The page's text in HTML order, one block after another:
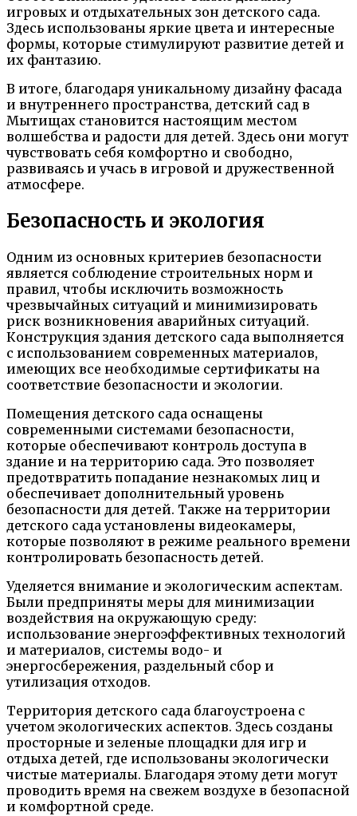
игровых и отдыхательных зон детского сада.
Здесь использованы яркие цвета и интересные
формы, которые стимулируют развитие детей и
их фантазию.
В итоге, благодаря уникальному дизайну фасада
и внутреннего пространства, детский сад в
Мытищах становится настоящим местом
волшебства и радости для детей. Здесь они могут
чувствовать себя комфортно и свободно,
развиваясь и учась в игровой и дружественной
атмосфере.
Безопасность и экология
Одним из основных критериев безопасности
является соблюдение строительных норм и
правил, чтобы исключить возможность
чрезвычайных ситуаций и минимизировать
риск возникновения аварийных ситуаций.
Конструкция здания детского сада выполняется
с использованием современных материалов,
имеющих все необходимые сертификаты на
соответствие безопасности и экологии.
Помещения детского сада оснащены
современными системами безопасности,
которые обеспечивают контроль доступа в
здание и на территорию сада. Это позволяет
предотвратить попадание незнакомых лиц и
обеспечивает дополнительный уровень
безопасности для детей. Также на территории
детского сада установлены видеокамеры,
которые позволяют в режиме реального времени
контролировать безопасность детей.
Уделяется внимание и экологическим аспектам.
Были предприняты меры для минимизации
воздействия на окружающую среду:
использование энергоэффективных технологий
и материалов, системы водо- и
энергосбережения, раздельный сбор и
утилизация отходов.
Территория детского сада благоустроена с
учетом экологических аспектов. Здесь созданы
просторные и зеленые площадки для игр и
отдыха детей, где использованы экологически
чистые материалы. Благодаря этому дети могут
проводить время на свежем воздухе в безопасной
и комфортной среде.